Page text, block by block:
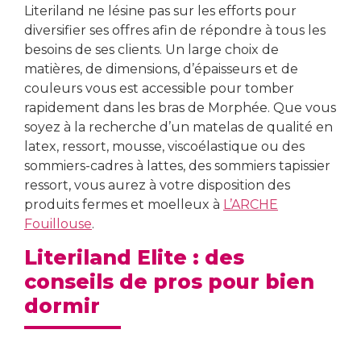
Literiland ne lésine pas sur les efforts pour
diversifier ses offres afin de répondre à tous les
besoins de ses clients. Un large choix de
matières, de dimensions, d’épaisseurs et de
couleurs vous est accessible pour tomber
rapidement dans les bras de Morphée. Que vous
soyez à la recherche d’un matelas de qualité en
latex, ressort, mousse, viscoélastique ou des
sommiers-cadres à lattes, des sommiers tapissier
ressort, vous aurez à votre disposition des
produits fermes et moelleux à L’ARCHE
Fouillouse.
Literiland Elite : des
conseils de pros pour bien
dormir